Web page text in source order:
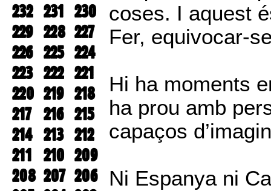
232 231 230
229 228 227
226 225 224
223 222 221
220 219 218
217 216 215
214 213 212
211 210 209
208 207 206
coses. I aquest
Fer, equivocar-
Hi ha moments
ha prou amb
capaços
Ni Espanya ni